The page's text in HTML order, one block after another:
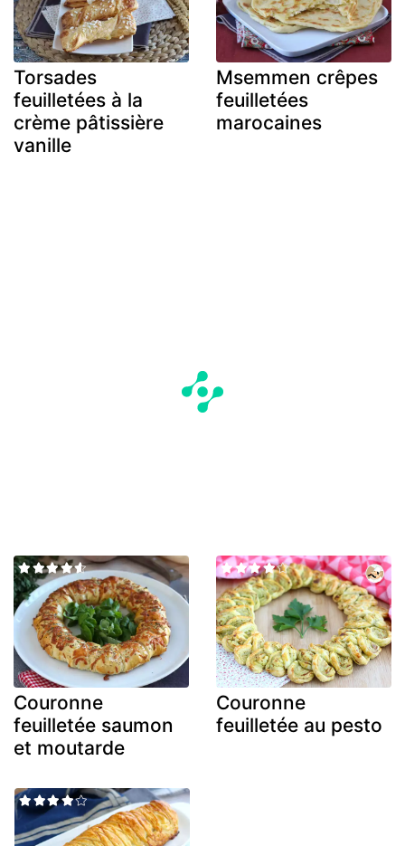
Torsades
feuilletées à la
crème pâtissière
vanille
Msemmen crêpes
feuilletées
marocaines
Couronne
feuilletée saumon
et moutarde
Couronne
feuilletée au pesto